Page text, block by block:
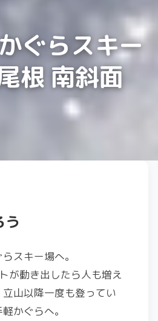
らスキー
根 南斜面
う
スキー場へ。
が動き出したら人も増え
山以降一度も登ってい
かぐらへ。